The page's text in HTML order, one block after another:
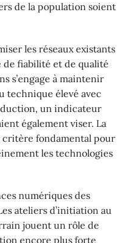
de la population soient
les réseaux existants
de fiabilité et de qualité
s’engage à maintenir
technique élevé avec
un indicateur
également viser. La
critère fondamental pour
les technologies
numériques des
ateliers d’initiation au
jouent un rôle de
encore plus forte